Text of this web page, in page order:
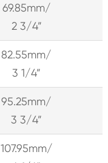
69.85mm/
2 3/4”
82.55mm/
3 1/4”
95.25mm/
3 3/4”
107.95mm/